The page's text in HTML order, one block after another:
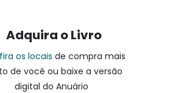
Adquira o Livro
os locais de compra mais
de você ou baixe a versão
digital do Anuário